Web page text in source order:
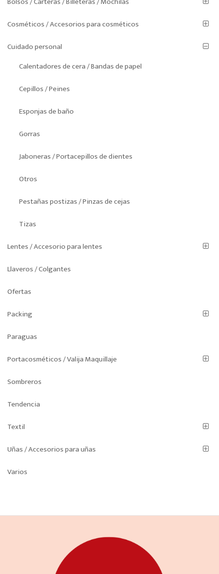
Cosméticos / Accesorios para cosméticos
Cuidado personal
Calentadores de cera / Bandas de papel
Cepillos / Peines
Esponjas de baño
Gorras
Jaboneras / Portacepillos de dientes
Otros
Pestañas postizas / Pinzas de cejas
Tizas
Lentes / Accesorio para lentes
Llaveros / Colgantes
Ofertas
Packing
Paraguas
Portacosméticos / Valija Maquillaje
Sombreros
Tendencia
Textil
Uñas / Accesorios para uñas
Varios